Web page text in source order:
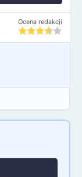
Ocena redakcji